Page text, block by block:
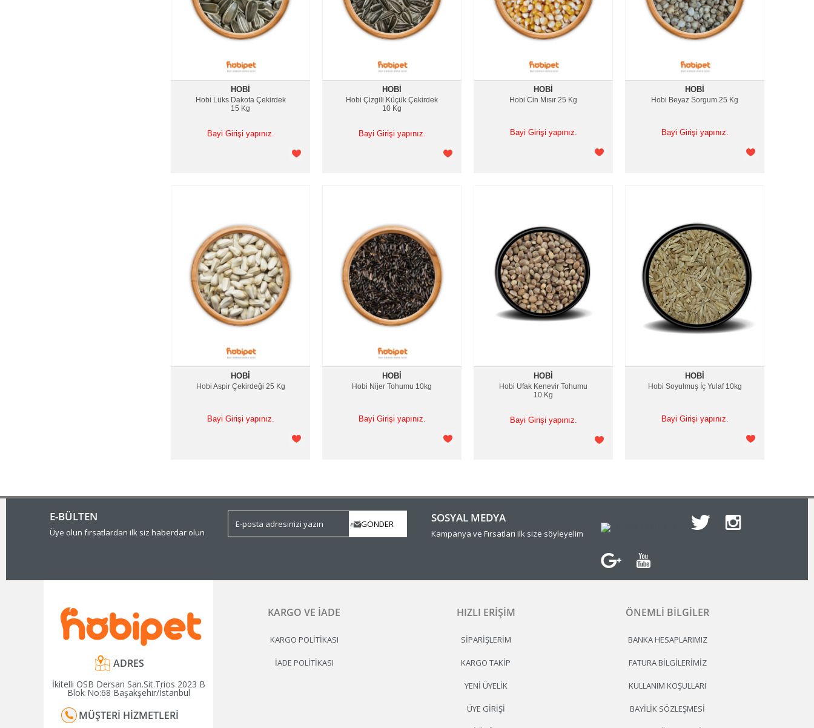
HOBI
Hobi Lüks Dakota Çekirdek
15 Kg
Bayi Girişi yapınız.
HOBI
Hobi Çizgili Küçük Çekirdek
10 Kg
Bayi Girişi yapınız.
HOBI
Hobi Cin Mısır 25 Kg
Bayi Girişi yapınız.
HOBI
Hobi Beyaz Sorgum 25 Kg
Bayi Girişi yapınız.
HOBI
Hobi Aspir Çekirdeği 25 Kg
Bayi Girişi yapınız.
HOBI
Hobi Nijer Tohumu 10kg
Bayi Girişi yapınız.
HOBI
Hobi Ufak Kenevir Tohumu
10 Kg
Bayi Girişi yapınız.
HOBI
Hobi Soyulmuş İç Yulaf 10kg
Bayi Girişi yapınız.
E-BÜLTEN
Üye olun fırsatlardan ilk siz haberdar olun
SOSYAL MEDYA
Kampanya ve Fırsatları ilk size söyleyelim
ADRES
İkitelli OSB Dersan San.Sit.Trios 2023 B
Blok No:68 Başakşehir/İstanbul
MÜŞTERI HIZMETLERI
KARGO VE İADE
KARGO POLITIKASI
İADE POLITIKASI
HIZLI ERIŞIM
SIPARIŞLERIM
KARGO TAKIP
YENI ÜYELIK
ÜYE GIRIŞI
ÖNEMLI BILGILER
BANKA HESAPLARIMIZ
FATURA BILGILERIMIZ
KULLANIM KOŞULLARI
BAYILIK SÖZLEŞMESI